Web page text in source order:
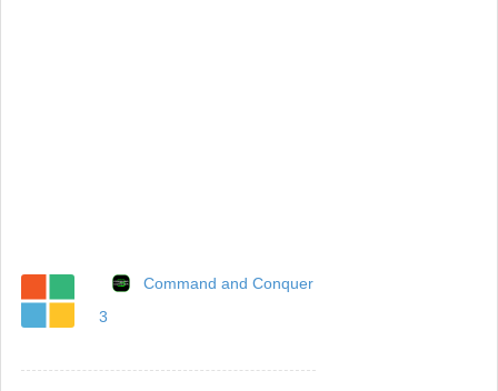
Command and Conquer
3